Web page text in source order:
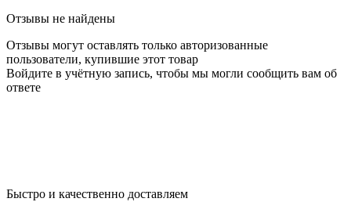
Отзывы не найдены
Отзывы могут оставлять только авторизованные
пользователи, купившие этот товар
Войдите в учётную запись, чтобы мы могли сообщить вам об
ответе
Быстро и качественно доставляем